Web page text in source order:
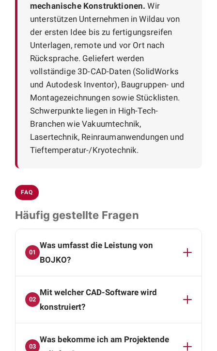
mechanische Konstruktionen. Wir
unterstützen Unternehmen in Wildau von
der ersten Idee bis zu fertigungsreifen
Unterlagen, remote und vor Ort nach
Rücksprache. Geliefert werden
vollständige 3D-CAD-Daten (SolidWorks
und Autodesk Inventor), Baugruppen- und
Montagezeichnungen sowie Stücklisten.
Schwerpunkte liegen in High-Tech-
Branchen wie Vakuumtechnik,
Lasertechnik, Reinraumanwendungen und
Tieftemperatur-/Kryotechnik.
FAQ
Häufig gestellte Fragen
01
Was umfasst die Leistung von
BOJKO?
Konstruktion: Baugruppen- und
Einzelteilkonstruktion, Neu- und
Zeichnungen, von der ersten Idee bis zu
02
Mit welcher CAD-Software wird
konstruiert?
Autodesk Inventor. Sie erhalten vollständige 3D-
03
Was bekomme ich am Projektende